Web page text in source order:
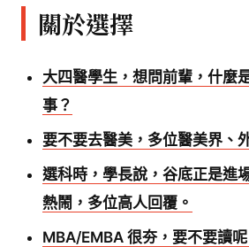
關於選擇
大四醫學生，想問前輩，什麼
事？
要不要去醫美，多位醫美界、
選科時，學長說，谷底正是進
熱鬧，多位高人回覆。
MBA/EMBA 很夯，要不要讀呢